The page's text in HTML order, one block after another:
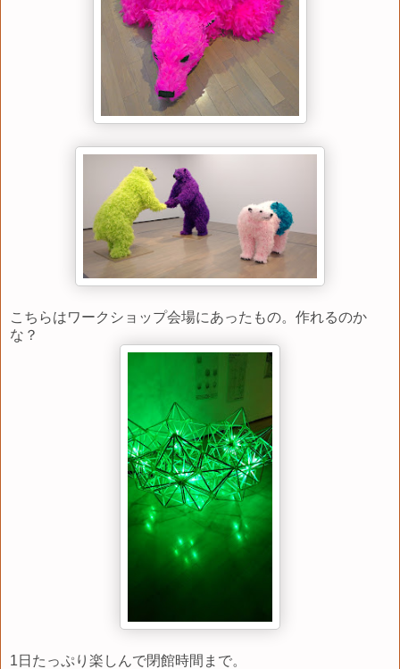
こちらはワークショップ会場にあったもの。作れるのか
な？
1日たっぷり楽しんで閉館時間まで。